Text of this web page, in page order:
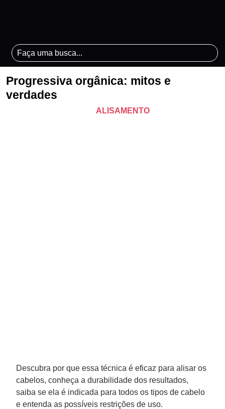
Progressiva orgânica: mitos e
verdades
ALISAMENTO
Descubra por que essa técnica é eficaz para alisar os
cabelos, conheça a durabilidade dos resultados,
saiba se ela é indicada para todos os tipos de cabelo
e entenda as possíveis restrições de uso.